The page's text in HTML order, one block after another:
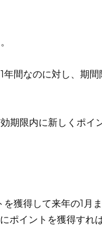
年間なのに対し、期
期限内に新しくポイ
獲得して来年の1月
ポイントを獲得すれ